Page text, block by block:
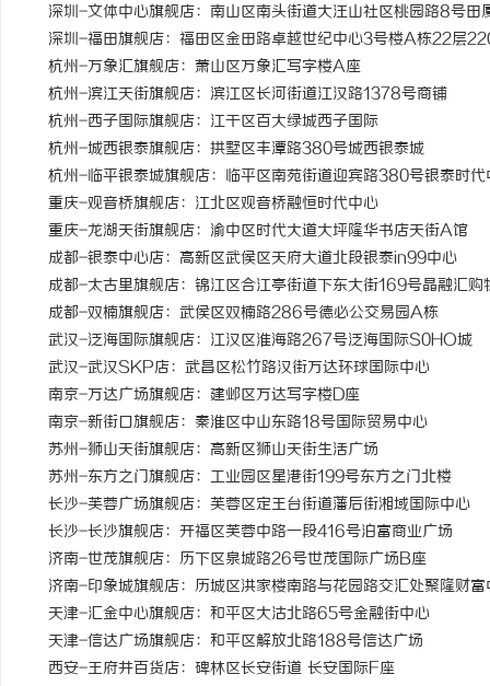
深圳-文体中心旗舰店：南山区南头街道大汪山社区桃园路8号田
深圳-福田旗舰店：福田区金田路卓越世纪中心3号楼A栋22层
杭州-万象汇旗舰店：萧山区万象汇写字楼A座
杭州-滨江天街旗舰店：滨江区长河街道江汉路1378号商铺
杭州-西子国际旗舰店：江干区百大绿城西子国际
杭州-城西银泰旗舰店：拱墅区丰潭路380号城西银泰城
杭州-临平银泰城旗舰店：临平区南苑街道迎宾路380号银泰时代
重庆-观音桥旗舰店：江北区观音桥融恒时代中心
重庆-龙湖天街旗舰店：渝中区时代大道大坪隆华书店天街A馆
成都-银泰中心店：高新区武侯区天府大道北段银泰in99中心
成都-太古里旗舰店：锦江区合江亭街道下东大街169号晶融汇购
成都-双楠旗舰店：武侯区双楠路286号德必公交易园A栋
武汉-泛海国际旗舰店：江汉区淮海路267号泛海国际S0HO城
武汉-武汉SKP店：武昌区松竹路汉街万达环球国际中心
南京-万达广场旗舰店：建邺区万达写字楼D座
南京-新街口旗舰店：秦淮区中山东路18号国际贸易中心
苏州-狮山天街旗舰店：高新区狮山天街生活广场
苏州-东方之门旗舰店：工业园区星港街199号东方之门北楼
长沙-芙蓉广场旗舰店：芙蓉区定王台街道藩后街湘域国际中心
长沙-长沙旗舰店：开福区芙蓉中路一段416号泊富商业广场
济南-世茂旗舰店：历下区泉城路26号世茂国际广场B座
济南-印象城旗舰店：历城区洪家楼南路与花园路交汇处聚隆财富
天津-汇金中心旗舰店：和平区大沽北路65号金融街中心
天津-信达广场旗舰店：和平区解放北路188号信达广场
西安-王府井百货店：碑林区长安街道 长安国际F座